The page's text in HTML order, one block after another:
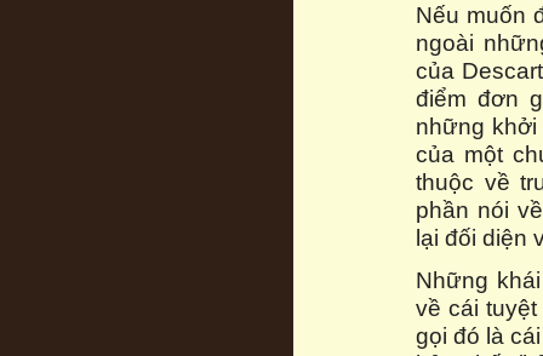
Nếu muốn
ngoài
của
điểm đơn
những khởi
của một
thuộc về
phần nói
lại đối diện
Những
về cái
gọi đó là